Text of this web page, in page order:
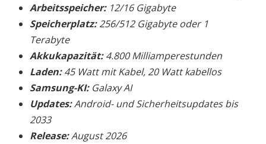
Arbeitsspeicher:12/16 Gigabyte
Speicherplatz:256/512 Gigabyte oder 1
Terabyte
Akkukapazität:4.800 Milliamperestunden
Laden:45 Watt mit Kabel, 20 Watt kabellos
Samsung-KI:Galaxy AI
Updates:Android- und Sicherheitsupdates bis
2033
Release:August 2026